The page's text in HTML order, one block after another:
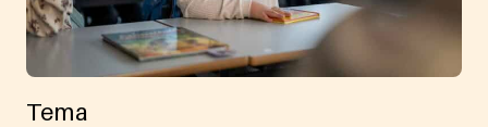
Tema